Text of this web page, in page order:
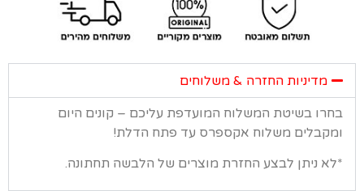
מדיניות החזרה & משלוחים
בשיטת המשלוח המועדפת עליכם – קונים היום
משלוח אקספרס עד פתח הדלת!
ניתן לבצע החזרת מוצרים של הלבשה תחתונה.